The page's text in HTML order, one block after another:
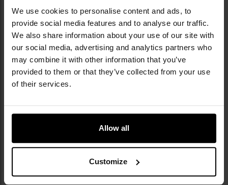
We use cookies to personalise content and ads, to
provide social media features and to analyse our traffic.
We also share information about your use of our site with
our social media, advertising and analytics partners who
may combine it with other information that you’ve
provided to them or that they’ve collected from your use
of their services.
Allow all
Customize